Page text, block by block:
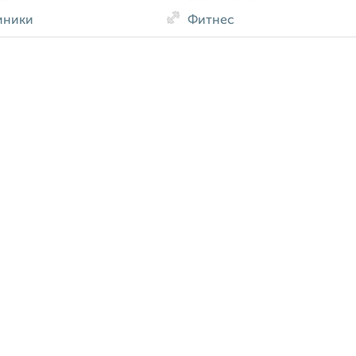
Фитнес